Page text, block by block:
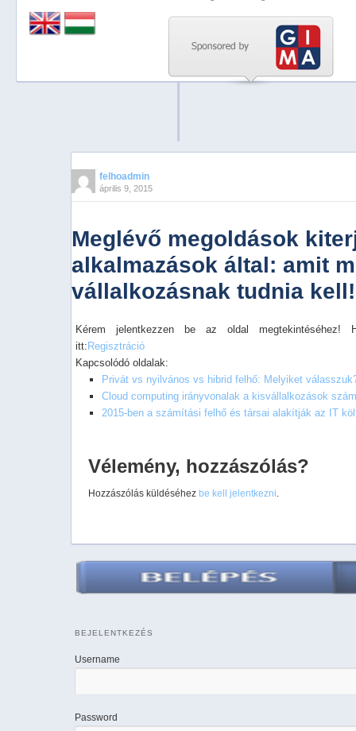
felhoadmin
április 9, 2015
Meglévő megoldások
alkalmazások által: amit
vállalkozásnak tudnia kell!
Kérem jelentkezzen be az oldal megtekintéséhez!
itt: Regisztráció
Kapcsolódó oldalak:
Privát vs nyilvános vs hibrid felhő: Melyiket
Cloud computing irányvonalak a kisvállalkozások
2015-ben a számítási felhő és társai alakítják az IT
Vélemény, hozzászólás?
Hozzászólás küldéséhez be kell jelentkezni.
BEJELENTKEZÉS
Username
Password